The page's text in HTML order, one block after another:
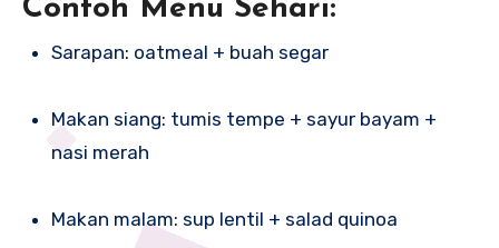
Contoh Menu Sehari:
Sarapan: oatmeal + buah segar
Makan siang: tumis tempe + sayur bayam +
nasi merah
Makan malam: sup lentil + salad quinoa